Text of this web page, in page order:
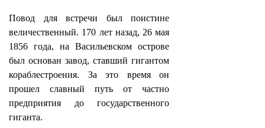
Повод для встречи был поистине
величественный. 170 лет назад, 26 мая
1856 года, на Васильевском острове
был основан завод, ставший гигантом
кораблестроения. За это время он
прошел славный путь от частно
предприятия до государственного
гиганта.